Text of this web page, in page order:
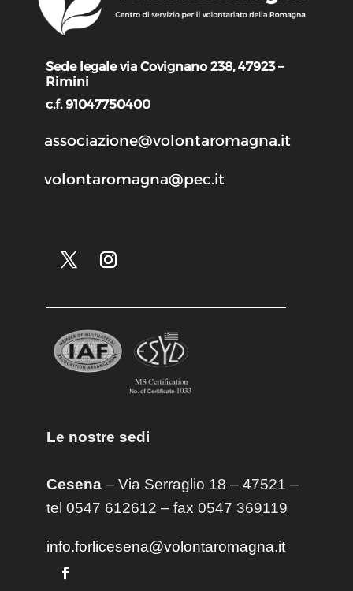
Sede legale via Covignano 238, 47923 –
Rimini
c.f. 91047750400
associazione@volontaromagna.it
volontaromagna@pec.it
Le nostre sedi
Cesena– Via Serraglio 18 – 47521 –
tel 0547 612612 – fax 0547 369119
info.forlicesena@volontaromagna.it